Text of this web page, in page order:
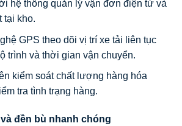
hệ thống quản lý vận đơn điện tử và
tại kho.
GPS theo dõi vị trí xe tải liên tục
trình và thời gian vận chuyển.
kiểm soát chất lượng hàng hóa
tra tình trạng hàng.
đền bù nhanh chóng